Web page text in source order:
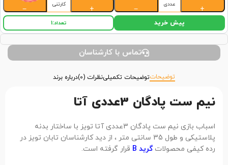
+
عددی
−
+
کارتنی
−
پیش خرید تعداد:1
تماس با کارشناسان
توضیحاتتوضیحات تکمیلینظرات (0) درباره برند
نیم ست پادگان 3عددی آتا
اسباب بازی نیم ست پادگان 3عددی آتا تویز با ساختار بدنه
پلاستیکی و طول 35 سانتی متر ، از دید کارشناسان تابان تویز در
رده کیفی محصولاتگرید B قرار گرفته است.